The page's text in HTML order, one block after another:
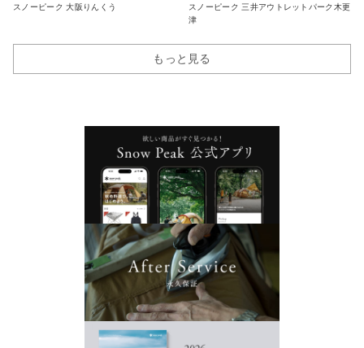
スノーピーク 大阪りんくう
スノーピーク 三井アウトレットパーク木更
津
もっと見る